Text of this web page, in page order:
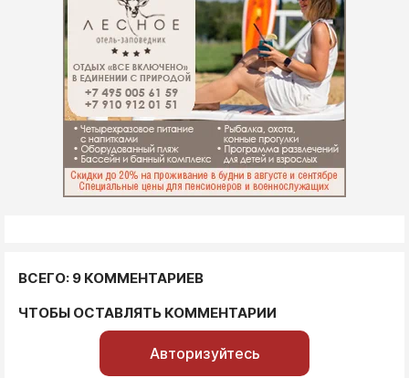
ВСЕГО: 9 КОММЕНТАРИЕВ
ЧТОБЫ ОСТАВЛЯТЬ КОММЕНТАРИИ
Авторизуйтесь